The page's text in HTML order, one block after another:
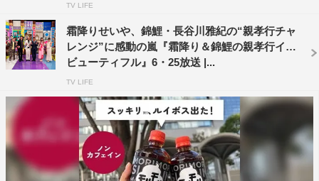
TV LIFE
霜降りせいや、錦鯉・長谷川雅紀の“親孝行チャ
レンジ”に感動の嵐『霜降り＆錦鯉の親孝行イズ
ビューティフル』6・25放送 |...
TV LIFE